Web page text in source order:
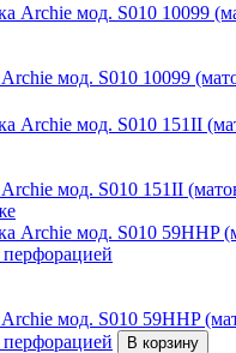
мод. S010 10099
мод. S010 151II
мод. S010 59HHP
В корзину